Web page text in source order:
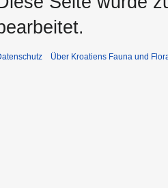
Über Kroatiens Fauna und